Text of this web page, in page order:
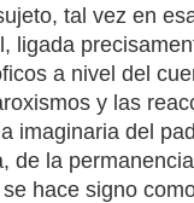
tal vez en
ligada
a nivel del
y las
imaginaria del
de la
hace signo